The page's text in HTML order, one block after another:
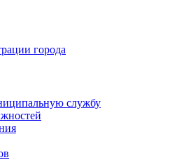
города
службу